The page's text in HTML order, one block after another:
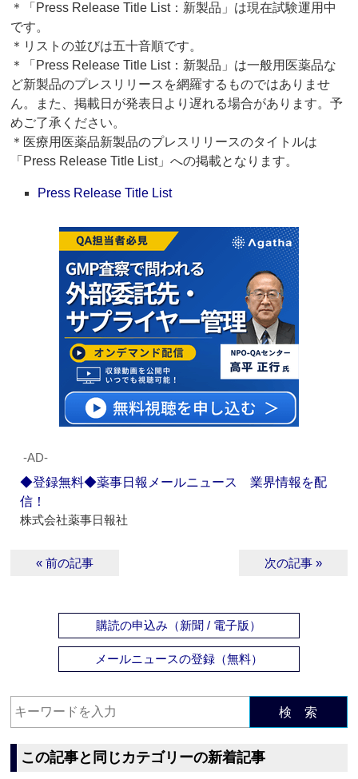
＊「Press Release Title List：新製品」は現在試験運用中
です。
＊リストの並びは五十音順です。
＊「Press Release Title List：新製品」は一般用医薬品な
ど新製品のプレスリリースを網羅するものではありませ
ん。また、掲載日が発表日より遅れる場合があります。予
めご了承ください。
＊医療用医薬品新製品のプレスリリースのタイトルは
「Press Release Title List」への掲載となります。
Press Release Title List
‐AD‐
◆登録無料◆薬事日報メールニュース 業界情報を配
信！
株式会社薬事日報社
« 前の記事 次の記事 »
購読の申込み（新聞 / 電子版）
メールニュースの登録（無料）
検 索
この記事と同じカテゴリーの新着記事